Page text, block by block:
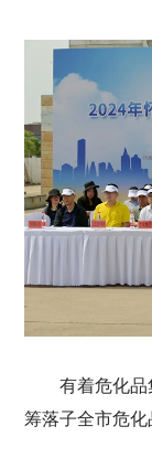
有着危化
筹落子全市危化